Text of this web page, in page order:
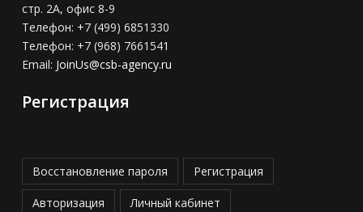
стр. 2А, офис 8-9
Телефон: +7 (499) 6851330
Телефон: +7 (968) 7661541
Email: JoinUs@csb-agency.ru
Регистрация
Восстановление пароля Регистрация
Авторизация Личный кабинет